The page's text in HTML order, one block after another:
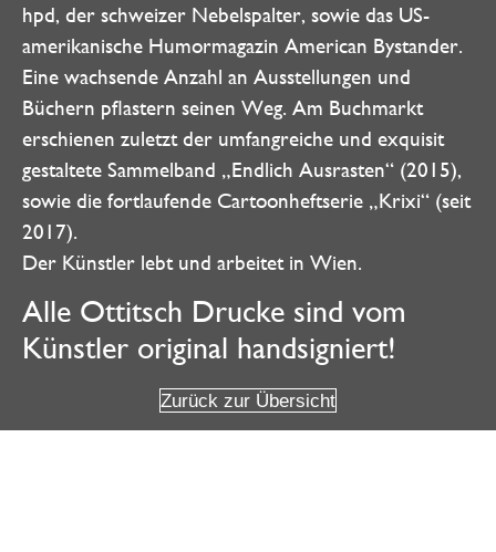
hpd, der schweizer Nebelspalter, sowie das US-
amerikanische Humormagazin American Bystander.
Eine wachsende Anzahl an Ausstellungen und
Büchern pflastern seinen Weg. Am Buchmarkt
erschienen zuletzt der umfangreiche und exquisit
gestaltete Sammelband „Endlich Ausrasten“ (2015),
sowie die fortlaufende Cartoonheftserie „Krixi“ (seit
2017).
Der Künstler lebt und arbeitet in Wien.
Alle Ottitsch Drucke sind vom
Künstler original handsigniert!
Zurück zur Übersicht